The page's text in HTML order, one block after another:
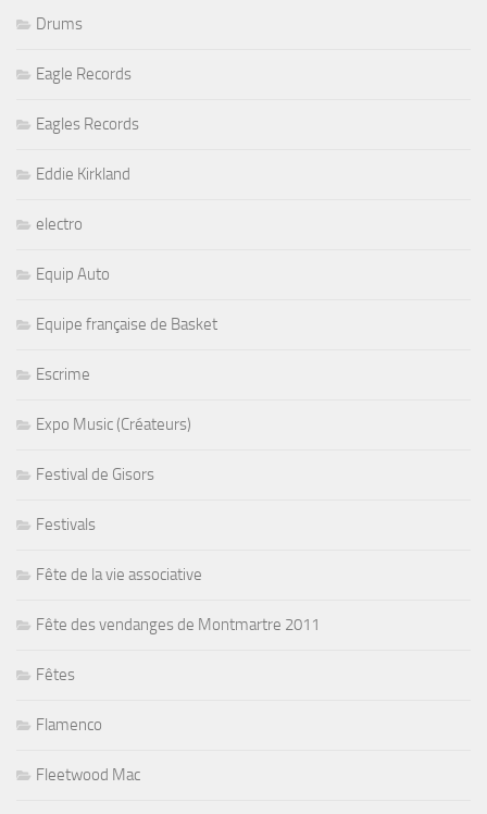
Drums
Eagle Records
Eagles Records
Eddie Kirkland
electro
Equip Auto
Equipe française de Basket
Escrime
Expo Music (Créateurs)
Festival de Gisors
Festivals
Fête de la vie associative
Fête des vendanges de Montmartre 2011
Fêtes
Flamenco
Fleetwood Mac